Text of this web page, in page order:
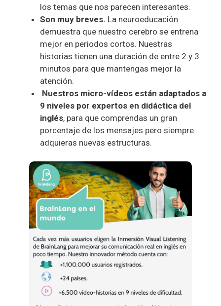
los temas que nos parecen interesantes.
Son muy breves. La neuroeducación
demuestra que nuestro cerebro se entrena
mejor en periodos cortos. Nuestras
historias tienen una duración de entre 2 y 3
minutos para que mantengas mejor la
atención.
Nuestros micro-vídeos están adaptados a
9 niveles por expertos en didáctica del
inglés, para que comprendas un gran
porcentaje de los mensajes pero siempre
adquieras nuevas estructuras.